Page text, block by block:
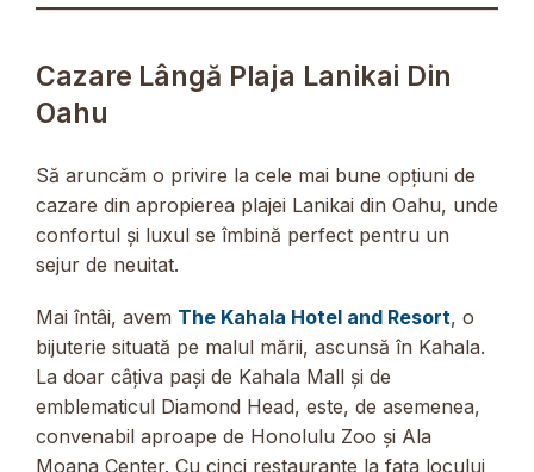
Cazare Lângă Plaja Lanikai Din
Oahu
Să aruncăm o privire la cele mai bune opțiuni de
cazare din apropierea plajei Lanikai din Oahu, unde
confortul și luxul se îmbină perfect pentru un
sejur de neuitat.
Mai întâi, avem The Kahala Hotel and Resort, o
bijuterie situată pe malul mării, ascunsă în Kahala.
La doar câțiva pași de Kahala Mall și de
emblematicul Diamond Head, este, de asemenea,
convenabil aproape de Honolulu Zoo și Ala
Moana Center. Cu cinci restaurante la fața locului